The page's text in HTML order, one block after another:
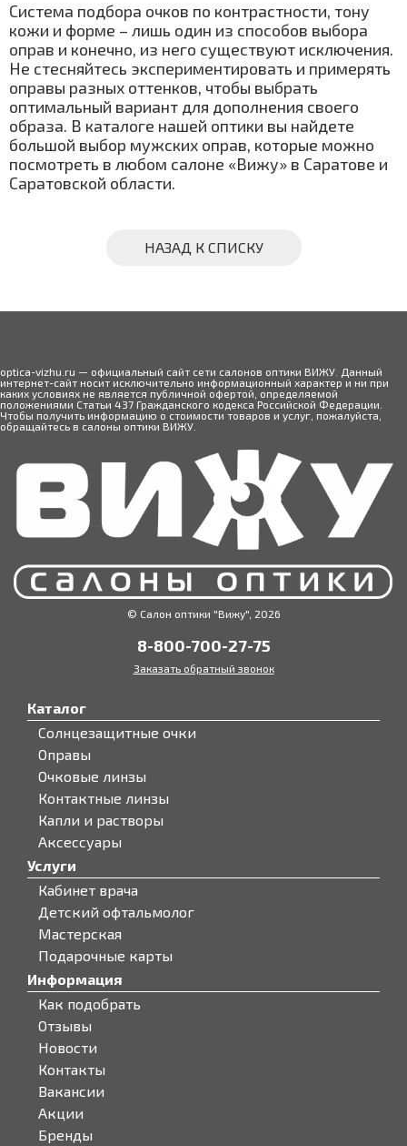
Система подбора очков по контрастности, тону
кожи и форме – лишь один из способов выбора
оправ и конечно, из него существуют исключения.
Не стесняйтесь экспериментировать и примерять
оправы разных оттенков, чтобы выбрать
оптимальный вариант для дополнения своего
образа. В каталоге нашей оптики вы найдете
большой выбор мужских оправ, которые можно
посмотреть в любом салоне «Вижу» в Саратове и
Саратовской области.
НАЗАД К СПИСКУ
optica-vizhu.ru — официальный сайт сети салонов оптики ВИЖУ. Данный
интернет-сайт носит исключительно информационный характер и ни при
каких условиях не является публичной офертой, определяемой
положениями Статьи 437 Гражданского кодекса Российской Федерации.
Чтобы получить информацию о стоимости товаров и услуг, пожалуйста,
обращайтесь в салоны оптики ВИЖУ.
© Салон оптики "Вижу", 2026
8-800-700-27-75
Заказать обратный звонок
Каталог
Солнцезащитные очки
Оправы
Очковые линзы
Контактные линзы
Капли и растворы
Аксессуары
Услуги
Кабинет врача
Детский офтальмолог
Мастерская
Подарочные карты
Информация
Как подобрать
Отзывы
Новости
Контакты
Вакансии
Акции
Бренды